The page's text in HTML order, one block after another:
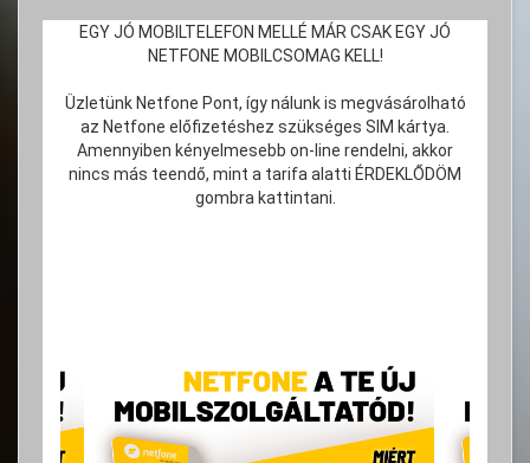
EGY JÓ MOBILTELEFON MELLÉ MÁR CSAK EGY JÓ
NETFONE MOBILCSOMAG KELL!
Üzletünk Netfone Pont, így nálunk is megvásárolható
az Netfone előfizetéshez szükséges SIM kártya.
Amennyiben kényelmesebb on-line rendelni, akkor
nincs más teendő, mint a tarifa alatti ÉRDEKLŐDÖM
gombra kattintani.